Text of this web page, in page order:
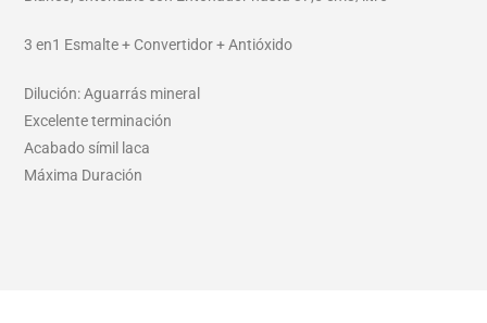
3 en1 Esmalte + Convertidor + Antióxido
Dilución: Aguarrás mineral
Excelente terminación
Acabado símil laca
Máxima Duración